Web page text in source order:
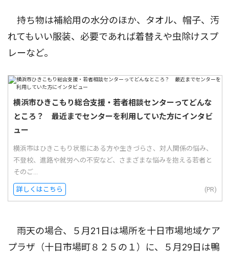
持ち物は補給用の水分のほか、タオル、帽子、汚
れてもいい服装、必要であれば着替えや虫除けスプ
レーなど。
横浜市ひきこもり総合支援・若者相談センターってどんな
ところ？ 最近までセンターを利用していた方にインタビ
ュー
横浜市はひきこもり状態にある方や生きづらさ、対人関係の悩み、
不登校、進路や就労への不安など、さまざまな悩みを抱える若者と
そのご...
詳しくはこちら (PR)
雨天の場合、５月21日は場所を十日市場地域ケア
プラザ（十日市場町８２５の１）に、５月29日は鴨